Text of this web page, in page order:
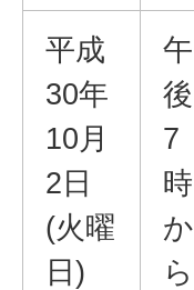
平成
30年
10月
2日
(火曜
日)
午
後
7
時
か
ら